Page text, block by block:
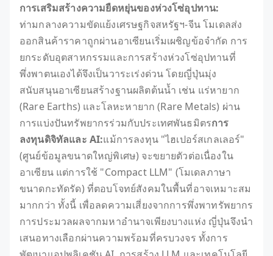
การเสริมสร้างความยืดหยุ่นของห่วงโซ่อุปทาน:
ท่ามกลางความขัดแย้งเศรษฐกิจสหรัฐฯ-จีน โมเดลส่ง
ออกสินค้าราคาถูกผ่านอาเซียนเริ่มเผชิญข้อจำกัด การ
ยกระดับอุตสาหกรรมและการสร้างห่วงโซ่อุปทานที่
พึ่งพาตนเองได้จึงเป็นวาระเร่งด่วน โดยญี่ปุ่นมุ่ง
สนับสนุนอาเซียนสร้างฐานผลิตต้นน้ำ เช่น แร่หายาก
(Rare Earths) และโลหะหายาก (Rare Metals) ผ่าน
การแบ่งปันทรัพยากรร่วมกับประเทศพันธมิตรการ
ลงทุนดิจิทัลและ AI:แม้การลงทุน "ไฮเปอร์สเกลเลอร์"
(ศูนย์ข้อมูลขนาดใหญ่พิเศษ) จะขยายตัวต่อเนื่องใน
อาเซียน แต่การใช้ "Compact LLM" (โมเดลภาษา
ขนาดกะทัดรัด) ที่ตอบโจทย์สังคมในพื้นที่อาจเหมาะสม
มากกว่า ทั้งนี้ เพื่อลดความเสี่ยงจากการพึ่งพาทรัพยากร
การประมวลผลจากมหาอำนาจเพียงบางแห่ง ญี่ปุ่นจึงนำ
เสนอทางเลือกผ่านความพร้อมที่ครบวงจร ทั้งการ